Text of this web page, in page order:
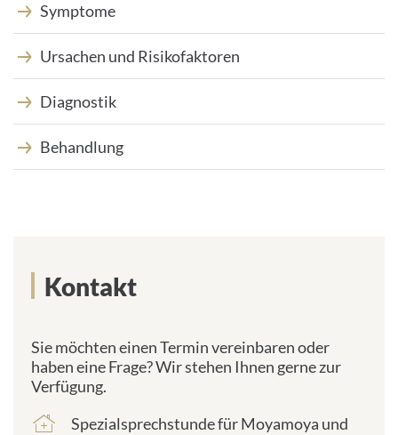
Symptome
Ursachen und Risikofaktoren
Diagnostik
Behandlung
Kontakt
Sie möchten einen Termin vereinbaren oder
haben eine Frage? Wir stehen Ihnen gerne zur
Verfügung.
frontend.sr-
Spezialsprechstunde für Moyamoya und